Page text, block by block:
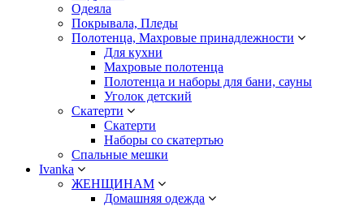
Одеяла
Покрывала, Пледы
Полотенца, Махровые принадлежности
Для кухни
Махровые полотенца
Полотенца и наборы для бани, сауны
Уголок детский
Скатерти
Скатерти
Наборы со скатертью
Спальные мешки
Ivanka
ЖЕНЩИНАМ
Домашняя одежда